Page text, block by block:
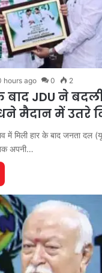
hours ago 0 2
बाद JDU ने
मैदान में उतरे
में मिली हार के बाद जनता दल
अपनी…